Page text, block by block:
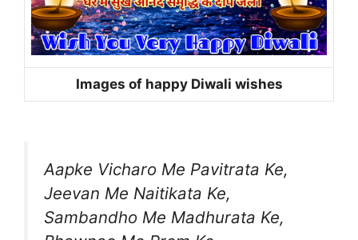
Images of happy Diwali wishes
Aapke Vicharo Me Pavitrata Ke,
Jeevan Me Naitikata Ke,
Sambandho Me Madhurata Ke,